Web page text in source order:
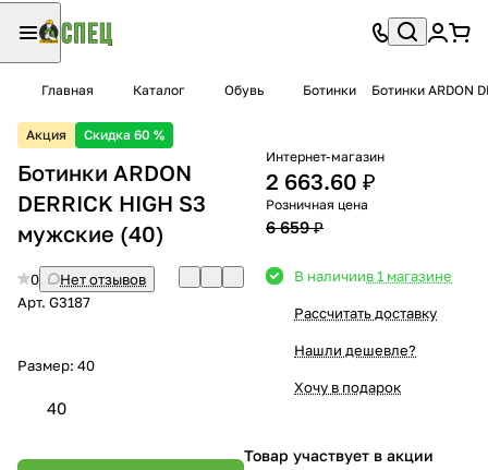
Главная Каталог Обувь Ботинки Ботинки ARDON
Акция Скидка 60 %
Ботинки ARDON
DERRICK HIGH S3
мужские (40)
0
Нет отзывов
Арт. G3187
Размер: 40
40
Интернет-магазин
2 663.60 ₽
Розничная цена
6 659 ₽
В наличиив 1 магазине
Рассчитать доставку
Нашли дешевле?
Хочу в подарок
Товар участвует в акции